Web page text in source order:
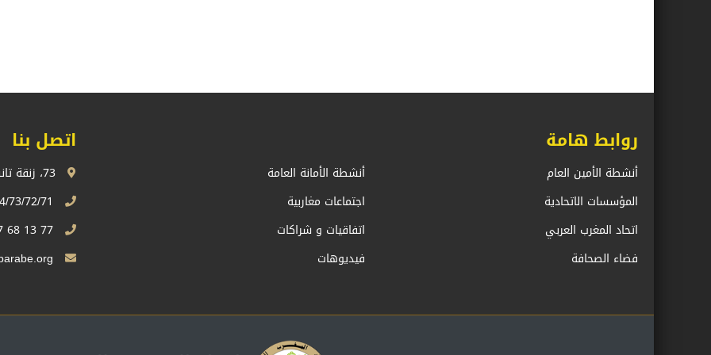
روابط هامة
أنشطة الأمين العام
أنشطة الأمانة العامة
المؤسسات الاتحادية
اجتماعات مغاربية
اتحاد المغرب العربي
اتفاقيات و شراكات
فضاء الصحافة
فيديوهات
اتصل بنا